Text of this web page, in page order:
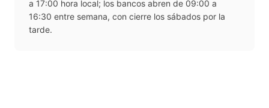
a 17:00 hora local; los bancos abren de 09:00 a
16:30 entre semana, con cierre los sábados por la
tarde.